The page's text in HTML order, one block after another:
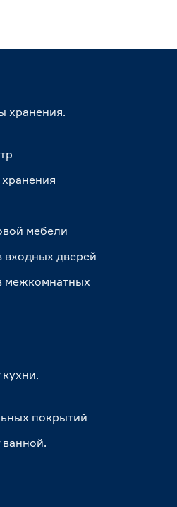
хранения.
мебели
дверей
межкомнатных
покрытий